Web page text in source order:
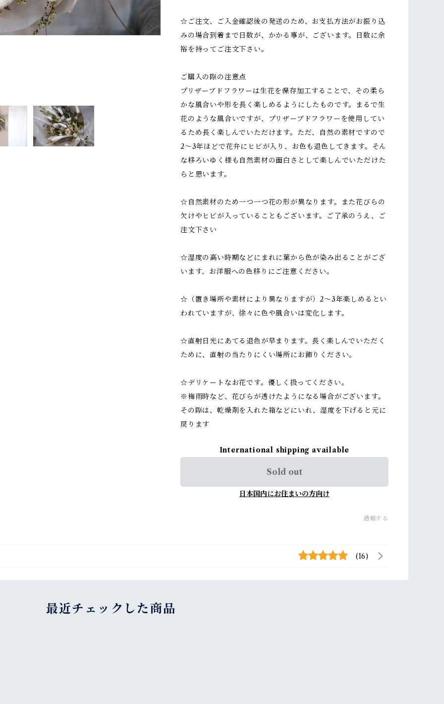
☆ご注文、ご入金確認後の発送のため、お支払方法がお振り込
みの場合到着まで日数が、かかる事が、ございます。日数に余
裕を持ってご注文下さい。
ご購入の際の注意点
プリザーブドフラワーは生花を保存加工することで、その柔ら
かな風合いや形を長く楽しめるようにしたものです。まるで生
花のような風合いですが、プリザーブドフラワーを使用してい
るため長く楽しんでいただけます。ただ、自然の素材ですので
2～3年ほどで花弁にヒビが入り、お色も退色してきます。そん
な移ろいゆく様も自然素材の面白さとして楽しんでいただけた
らと思います。
☆自然素材のため一つ一つ花の形が異なります。また花びらの
欠けやヒビが入っていることもございます。ご了承のうえ、ご
注文下さい
☆湿度の高い時期などにまれに葉から色が染み出ることがござ
います、お洋服への色移りにご注意ください。
☆（置き場所や素材により異なりますが）2～3年楽しめるとい
われていますが、徐々に色や風合いは変化します。
☆直射日光にあてる退色が早まります。長く楽しんでいただく
ために、直射の当たりにくい場所にお飾りください。
☆デリケートなお花です。優しく扱ってください。
※梅雨時など、花びらが透けたようになる場合がございます。
その際は、乾燥剤を入れた箱などにいれ、湿度を下げると元に
戻ります
International shipping available
Sold out
日本国内にお住まいの方向け
通報する
(16)
最近チェックした商品